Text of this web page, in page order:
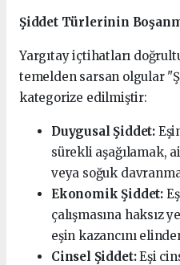
Şiddet Türlerinin
Yargıtay içtihatları
temelden sarsan olgular
kategorize edilmiştir:
Duygusal Şiddet:
sürekli aşağılamak,
veya soğuk
Ekonomik Şiddet:
çalışmasına haksız
eşin kazancını
Cinsel Şiddet:Eşi